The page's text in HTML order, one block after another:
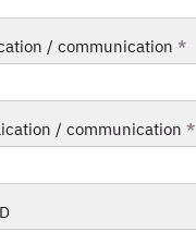
/ communication *
/ communication *